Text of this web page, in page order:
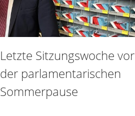
Letzte Sitzungswoche vor
der parlamentarischen
Sommerpause